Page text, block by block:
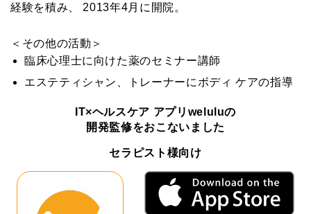
経験を積み、 2013年4月に開院。
＜その他の活動＞
臨床心理士に向けた薬のセミナー講師
エステティシャン、トレーナーにボディ ケアの指導
IT×ヘルスケア アプリweluluの
開発監修をおこないました
セラピスト様向け